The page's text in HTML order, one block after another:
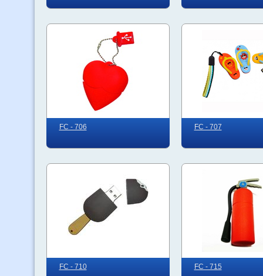
FC - 706 FC - 707
FC - 710 FC - 715